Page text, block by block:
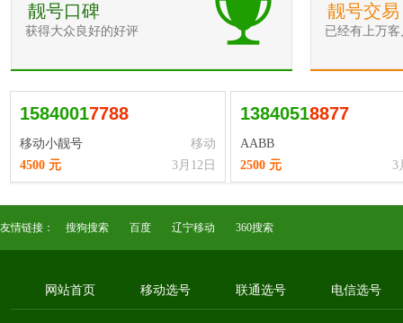
靓号口碑
获得大众良好的好评
靓号交易
已经有上万
15840017788
移动小靓号
移动
3月12日
4500 元
13840518877
AABB
3
2500 元
友情链接： 搜狗搜索 百度 辽宁移动 360搜索
网站首页 移动选号 联通选号 电信选号